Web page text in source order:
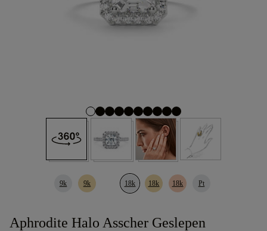
9k 9k 18k 18k 18k Pt
Aphrodite Halo Asscher Geslepen